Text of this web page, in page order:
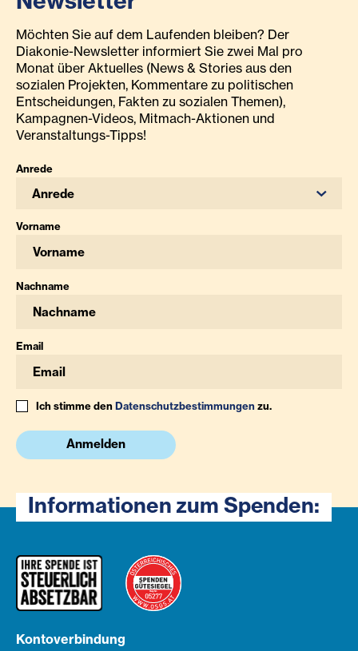
Möchten Sie auf dem Laufenden bleiben? Der
Diakonie-Newsletter informiert Sie zwei Mal pro
Monat über Aktuelles (News & Stories aus den
sozialen Projekten, Kommentare zu politischen
Entscheidungen, Fakten zu sozialen Themen),
Kampagnen-Videos, Mitmach-Aktionen und
Veranstaltungs-Tipps!
Anrede
Anrede
Vorname
Nachname
Email
Ich stimme denDatenschutzbestimmungenzu.
Anmelden
Informationen zum Spenden:
Kontoverbindung